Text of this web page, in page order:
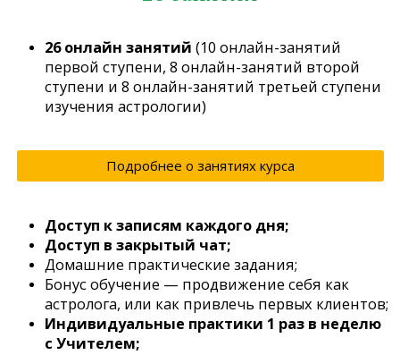
26 онлайн занятий (10 онлайн-занятий
первой ступени, 8 онлайн-занятий второй
ступени и 8 онлайн-занятий третьей ступени
изучения астрологии)
Подробнее о занятиях курса
Доступ к записям каждого дня;
Доступ в закрытый чат;
Домашние практические задания;
Бонус обучение — продвижение себя как
астролога, или как привлечь первых клиентов;
Индивидуальные практики 1 раз в неделю
с Учителем;